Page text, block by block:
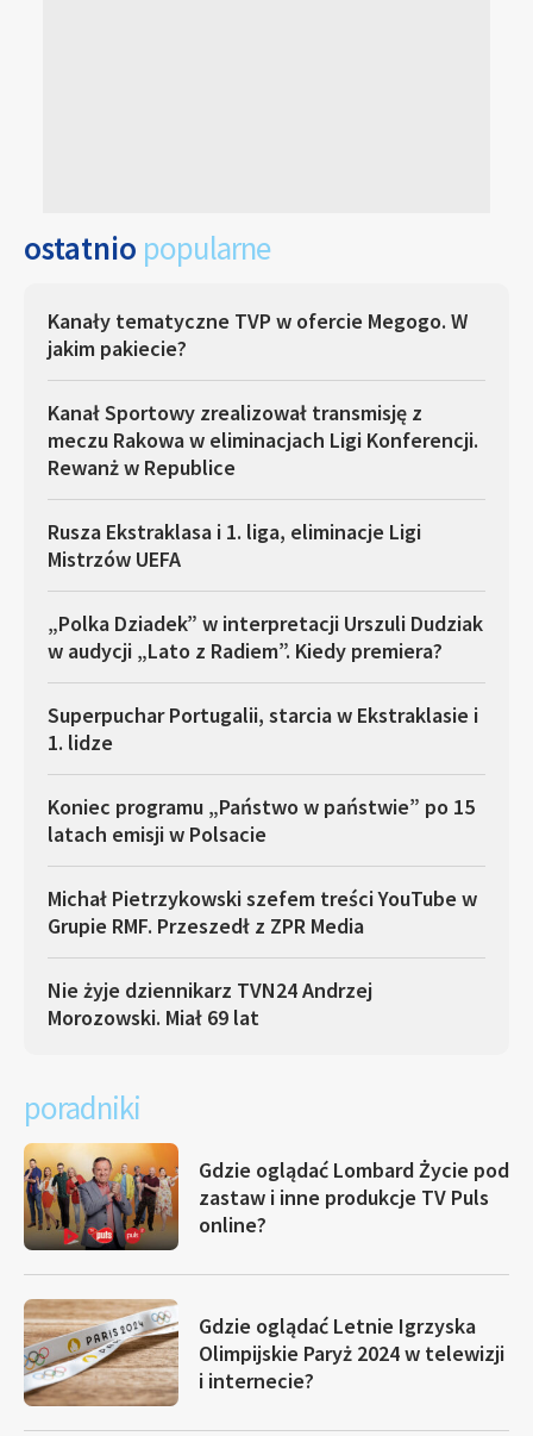
ostatnio popularne
Kanały tematyczne TVP w ofercie Megogo. W
jakim pakiecie?
Kanał Sportowy zrealizował transmisję z
meczu Rakowa w eliminacjach Ligi Konferencji.
Rewanż w Republice
Rusza Ekstraklasa i 1. liga, eliminacje Ligi
Mistrzów UEFA
„Polka Dziadek” w interpretacji Urszuli Dudziak
w audycji „Lato z Radiem”. Kiedy premiera?
Superpuchar Portugalii, starcia w Ekstraklasie i
1. lidze
Koniec programu „Państwo w państwie” po 15
latach emisji w Polsacie
Michał Pietrzykowski szefem treści YouTube w
Grupie RMF. Przeszedł z ZPR Media
Nie żyje dziennikarz TVN24 Andrzej
Morozowski. Miał 69 lat
poradniki
Gdzie oglądać Lombard Życie pod
zastaw i inne produkcje TV Puls
online?
Gdzie oglądać Letnie Igrzyska
Olimpijskie Paryż 2024 w telewizji
i internecie?